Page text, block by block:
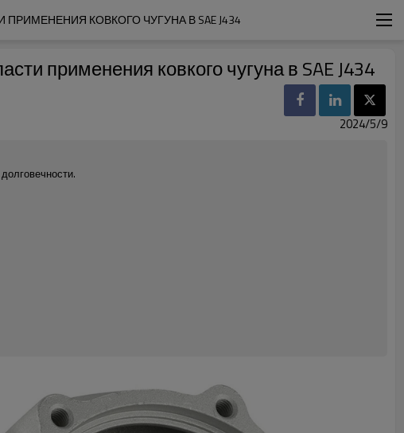
КОВКОГО ЧУГУНА В SAE J434
применения ковкого чугуна в SAE J434
2024/5/9